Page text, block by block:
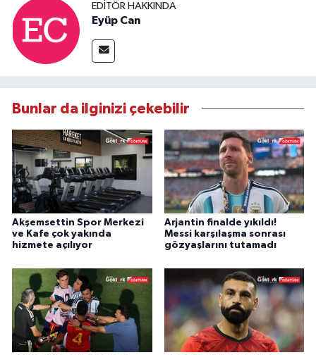
EDITÖR HAKKINDA
Eyüp Can
Bunlar da ilginizi çekebilir
Akşemsettin Spor Merkezi
ve Kafe çok yakında
hizmete açılıyor
Arjantin finalde yıkıldı!
Messi karşılaşma sonrası
gözyaşlarını tutamadı